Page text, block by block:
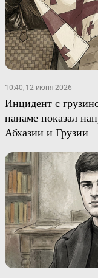
10:40, 12 июня 2026
Инцидент с
панаме показал
Абхазии и Грузии